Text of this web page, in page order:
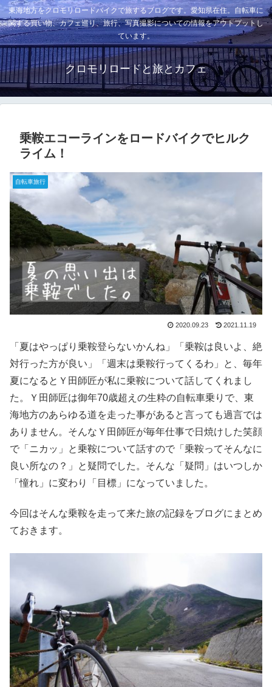
東海地方をクロモリロードバイクで旅するブログです。愛知県在住。自転車に
関する買い物、カフェ巡り、旅行、写真撮影についての情報をアウトプットし
ています。
クロモリロードと旅とカフェ
乗鞍エコーラインをロードバイクでヒルク
ライム！
自転車旅行
2020.09.23 2021.11.19
「夏はやっぱり乗鞍登らないかんね」「乗鞍は良いよ、絶
対行った方が良い」「週末は乗鞍行ってくるわ」と、毎年
夏になるとＹ田師匠が私に乗鞍について話してくれまし
た。Ｙ田師匠は御年70歳超えの生粋の自転車乗りで、東
海地方のあらゆる道を走った事があると言っても過言では
ありません。そんなＹ田師匠が毎年仕事で日焼けした笑顔
で「ニカッ」と乗鞍について話すので「乗鞍ってそんなに
良い所なの？」と疑問でした。そんな「疑問」はいつしか
「憧れ」に変わり「目標」になっていました。
今回はそんな乗鞍を走って来た旅の記録をブログにまとめ
ておきます。